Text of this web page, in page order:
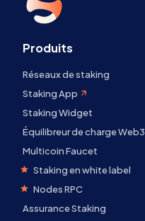
Produits
Réseaux de staking
Staking App
Staking Widget
Équilibreur de charge Web3
Multicoin Faucet
Staking en white label
Nodes RPC
Assurance Staking